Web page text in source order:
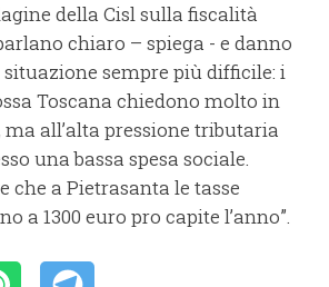
della Cisl sulla fiscalità
chiaro – spiega - e danno
sempre più difficile: i
Toscana chiedono molto in
all’alta pressione tributaria
una bassa spesa sociale.
che a Pietrasanta le tasse
a 1300 euro pro capite l’anno”.